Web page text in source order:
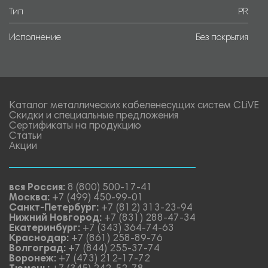
Тип PR
Исполнение Без покрытия
Каталог металлических кабеленесущих систем CLiVE
Скидки и специальные предложения
Сертификаты на продукцию
Статьи
Акции
вся Россия: 8 (800) 500-17-41
Москва: +7 (499) 450-99-01
Санкт-Петербург: +7 (812) 313-23-94
Нижний Новгород: +7 (831) 288-47-34
Екатеринбург: +7 (343) 364-74-63
Краснодар: +7 (861) 258-89-76
Волгоград: +7 (844) 255-37-74
Воронеж: +7 (473) 212-17-72